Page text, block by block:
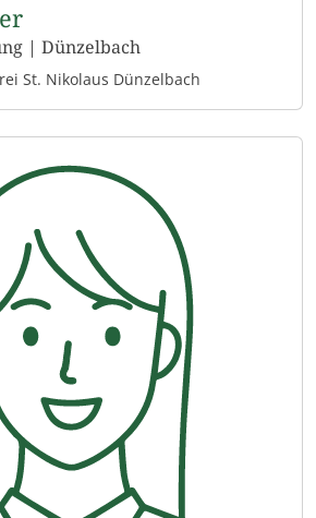
| Dünzelbach
St. Nikolaus Dünzelbach